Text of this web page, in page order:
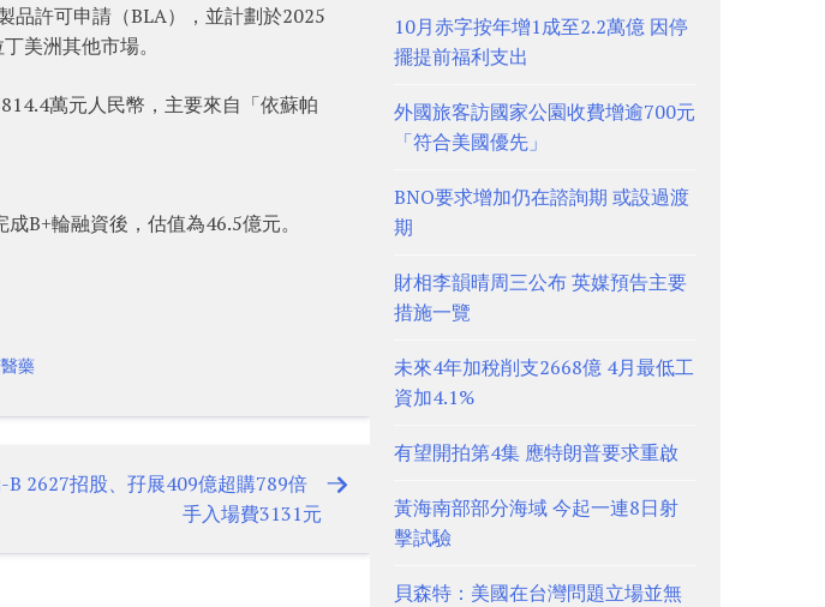
品許可申請（BLA），並計劃於2025
美洲其他市場。
萬元人民幣，主要來自「依蘇帕
B+輪融資後，估值為46.5億元。
藥
B 2627招股、孖展409億超購789倍 一
手入場費3131元
10月赤字按年增1成至2.2萬億 因停
擺提前福利支出
外國旅客訪國家公園收費增逾700元
「符合美國優先」
BNO要求增加仍在諮詢期 或設過渡
期
財相李韻晴周三公布 英媒預告主要
措施一覽
未來4年加稅削支2668億 4月最低工
資加4.1%
有望開拍第4集 應特朗普要求重啟
黃海南部部分海域 今起一連8日射
擊試驗
貝森特：美國在台灣問題立場並無